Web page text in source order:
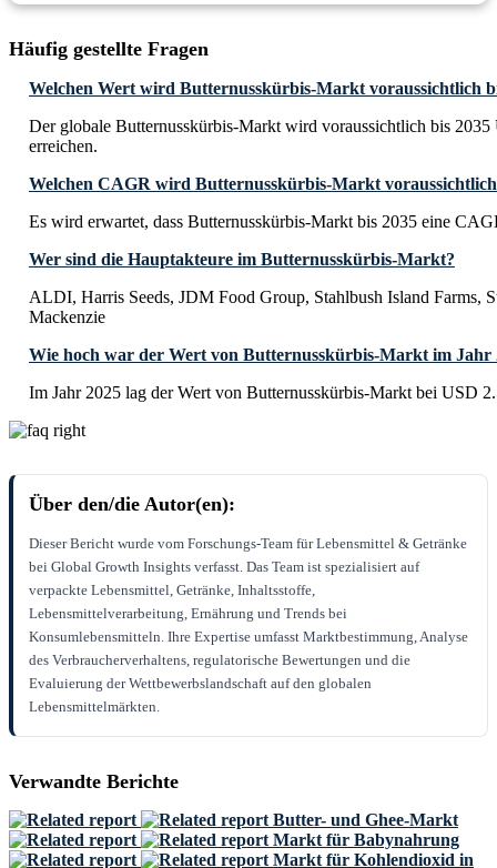
Häufig gestellte Fragen
Welchen Wert wird Butternusskürbis-Markt voraussichtlich
Der globale Butternusskürbis-Markt wird voraussichtlich bis
erreichen.
Welchen CAGR wird Butternusskürbis-Markt voraussichtlich
Es wird erwartet, dass Butternusskürbis-Markt bis 2035 eine
Wer sind die Hauptakteure im Butternusskürbis-Markt?
ALDI, Harris Seeds, JDM Food Group, Stahlbush Island Farms,
Mackenzie
Wie hoch war der Wert von Butternusskürbis-Markt im Jahr
Im Jahr 2025 lag der Wert von Butternusskürbis-Markt bei USD
Über den/die Autor(en):
Dieser Bericht wurde vom Forschungs-Team für Lebensmittel & Getränke
bei Global Growth Insights verfasst. Das Team ist spezialisiert auf
verpackte Lebensmittel, Getränke, Inhaltsstoffe,
Lebensmittelverarbeitung, Ernährung und Trends bei
Konsumlebensmitteln. Ihre Expertise umfasst Marktbestimmung, Analyse
des Verbraucherverhaltens, regulatorische Bewertungen und die
Evaluierung der Wettbewerbslandschaft auf den globalen
Lebensmittelmärkten.
Verwandte Berichte
Butter- und Ghee-Markt
Markt für Babynahrung
Markt für Kohlendioxid in